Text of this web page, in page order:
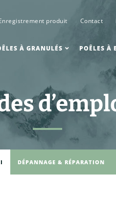
produit Contact
À GRANULÉS POÊLES À
DÉPANNAGE & RÉPARATION